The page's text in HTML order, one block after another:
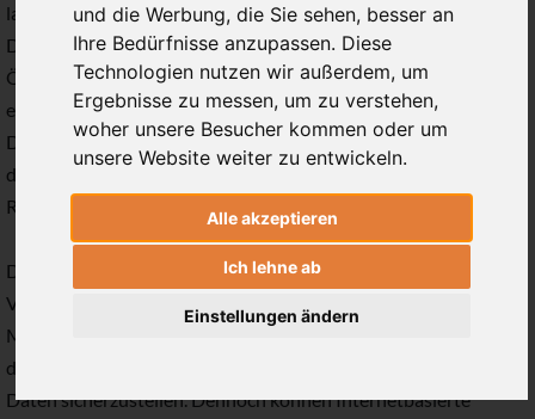
und die Werbung, die Sie sehen, besser an
Ihre Bedürfnisse anzupassen. Diese
Technologien nutzen wir außerdem, um
Ergebnisse zu messen, um zu verstehen,
woher unsere Besucher kommen oder um
unsere Website weiter zu entwickeln.
Alle akzeptieren
Ich lehne ab
Einstellungen ändern
landesspezifischen Datenschutzbestimmungen. Mittels dieser
Datenschutzerklärung möchte unser Unternehmen die
Öffentlichkeit über Art, Umfang und Zweck der von uns
erhobenen, genutzten und verarbeiteten personenbezogenen
Daten informieren. Ferner werden betroffene Personen mittels
dieser Datenschutzerklärung über die ihnen zustehenden
Rechte aufgeklärt.
Die AYI® - Dr. Ronald Steiner hat als für die Verarbeitung
Verantwortlicher zahlreiche technische und organisatorische
Maßnahmen umgesetzt, um einen möglichst lückenlosen Schutz
der über diese Internetseite verarbeiteten personenbezogenen
Daten sicherzustellen. Dennoch können Internetbasierte